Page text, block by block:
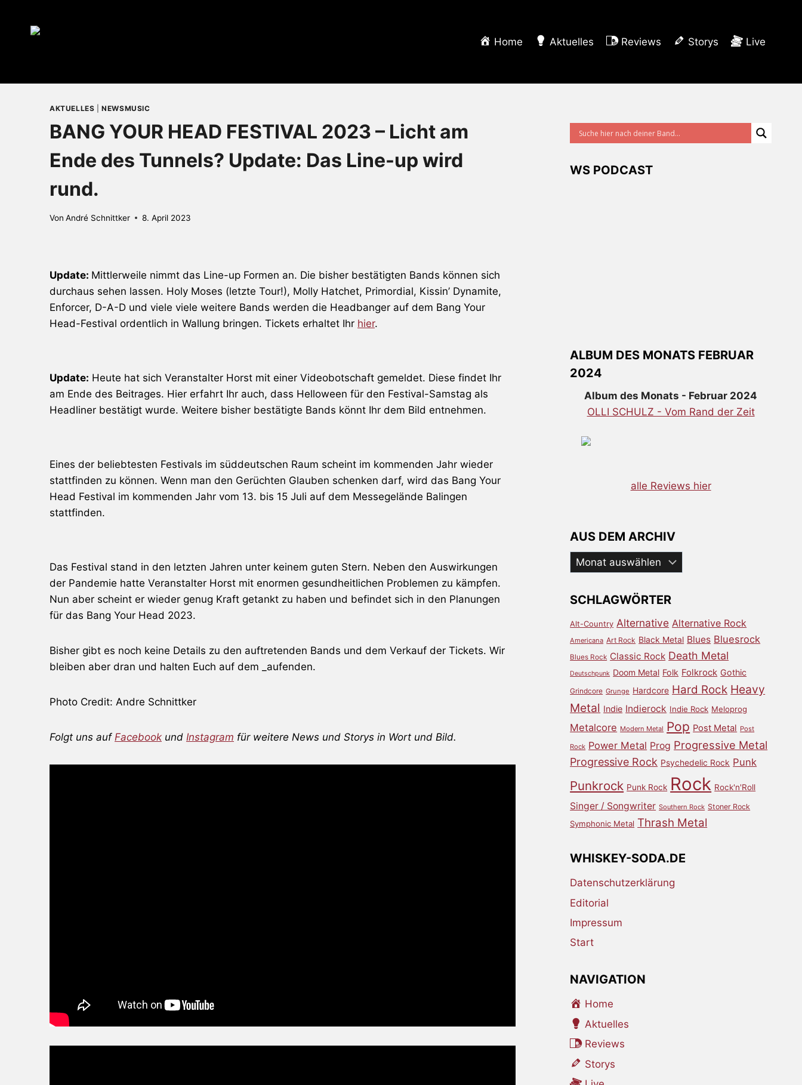
Home Aktuelles Reviews Storys Live
AKTUELLES |NEWSMUSIC
BANG YOUR HEAD FESTIVAL 2023 – Licht am
Ende des Tunnels? Update: Das Line-up wird
rund.
Von André Schnittker 8. April 2023
Update: Mittlerweile nimmt das Line-up Formen an. Die bisher bestätigten Bands können sich
durchaus sehen lassen. Holy Moses (letzte Tour!), Molly Hatchet, Primordial, Kissin’ Dynamite,
Enforcer, D-A-D und viele viele weitere Bands werden die Headbanger auf dem Bang Your
Head-Festival ordentlich in Wallung bringen. Tickets erhaltet Ihr hier.
Update: Heute hat sich Veranstalter Horst mit einer Videobotschaft gemeldet. Diese findet Ihr
am Ende des Beitrages. Hier erfahrt Ihr auch, dass Helloween für den Festival-Samstag als
Headliner bestätigt wurde. Weitere bisher bestätigte Bands könnt Ihr dem Bild entnehmen.
Eines der beliebtesten Festivals im süddeutschen Raum scheint im kommenden Jahr wieder
stattfinden zu können. Wenn man den Gerüchten Glauben schenken darf, wird das Bang Your
Head Festival im kommenden Jahr vom 13. bis 15 Juli auf dem Messegelände Balingen
stattfinden.
Das Festival stand in den letzten Jahren unter keinem guten Stern. Neben den Auswirkungen
der Pandemie hatte Veranstalter Horst mit enormen gesundheitlichen Problemen zu kämpfen.
Nun aber scheint er wieder genug Kraft getankt zu haben und befindet sich in den Planungen
für das Bang Your Head 2023.
Bisher gibt es noch keine Details zu den auftretenden Bands und dem Verkauf der Tickets. Wir
bleiben aber dran und halten Euch auf dem _aufenden.
Photo Credit: Andre Schnittker
Folgt uns auf Facebook und Instagram für weitere News und Storys in Wort und Bild.
WS PODCAST
ALBUM DES MONATS FEBRUAR
2024
Album des Monats - Februar 2024
OLLI SCHULZ - Vom Rand der Zeit
alle Reviews hier
AUS DEM ARCHIV
Aus
dem
SCHLAGWÖRTER
Alt-Country Alternative Alternative Rock
Americana Art Rock Black Metal Blues Bluesrock
Blues Rock Classic Rock Death Metal
Deutschpunk Doom Metal Folk Folkrock Gothic
Grindcore Grunge Hardcore Hard Rock Heavy
Metal Indie Indierock Indie Rock Meloprog
Metalcore Modern Metal Pop Post Metal Post
Rock Power Metal Prog Progressive Metal
Progressive Rock Psychedelic Rock Punk
Punkrock Punk Rock Rock Rock'n'Roll
Singer / Songwriter Southern Rock Stoner Rock
Symphonic Metal Thrash Metal
WHISKEY-SODA.DE
Datenschutzerklärung
Editorial
Impressum
Start
NAVIGATION
Home
Aktuelles
Reviews
Storys